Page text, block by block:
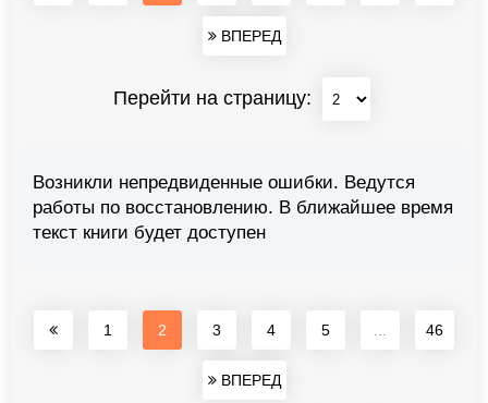
ВПЕРЕД
Перейти на страницу:
Возникли непредвиденные ошибки. Ведутся
работы по восстановлению. В ближайшее время
текст книги будет доступен
1 2 3 4 5 46
ВПЕРЕД